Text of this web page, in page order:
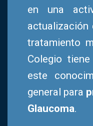
en una
actualización
tratamiento
Colegio
este
general para
Glaucoma.